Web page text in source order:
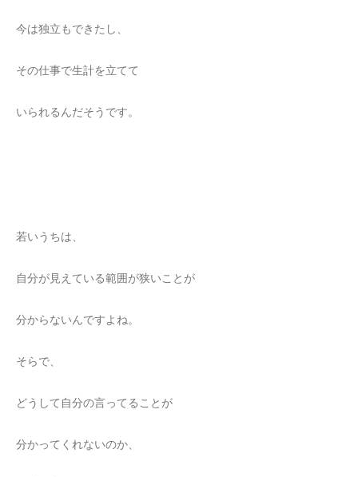
今は独立もできたし、
その仕事で生計を立てて
いられるんだそうです。
若いうちは、
自分が見えている範囲が狭いことが
分からないんですよね。
そらで、
どうして自分の言ってることが
分かってくれないのか、